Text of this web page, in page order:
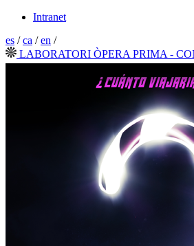
Intranet
es /ca /en /
ÒPERA PRIMA -